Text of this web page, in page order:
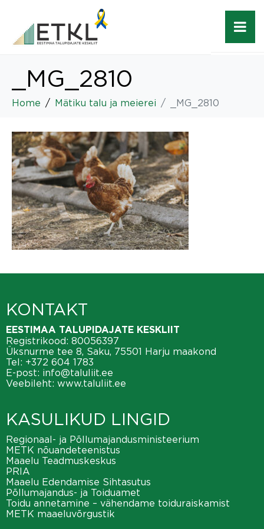
_MG_2810
Home Mätiku talu ja meierei _MG_2810
KONTAKT
EESTIMAA TALUPIDAJATE KESKLIIT
Registrikood: 80056397
Üksnurme tee 8, Saku, 75501 Harju maakond
Tel: +372 604 1783
E-post: info@taluliit.ee
Veebileht: www.taluliit.ee
KASULIKUD LINGID
Regionaal- ja Põllumajandusministeerium
METK nõuandeteenistus
Maaelu Teadmuskeskus
PRIA
Maaelu Edendamise Sihtasutus
Põllumajandus- ja Toiduamet
Toidu annetamine – vähendame toiduraiskamist
METK maaeluvõrgustik